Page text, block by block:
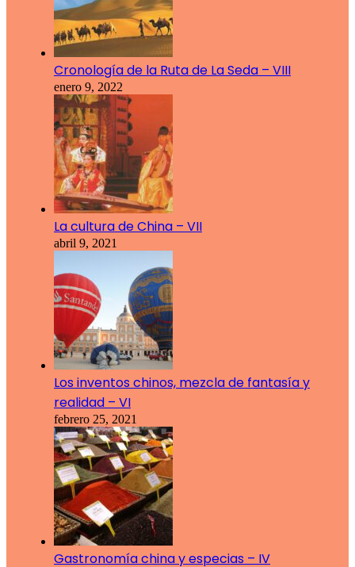
Cronología de la Ruta de La Seda – VIII
enero 9, 2022
La cultura de China – VII
abril 9, 2021
Los inventos chinos, mezcla de fantasía y
realidad – VI
febrero 25, 2021
Gastronomía china y especias – IV